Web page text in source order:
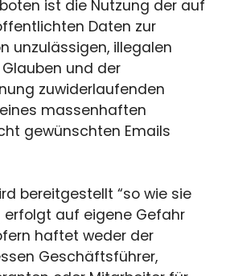
ist die Nutzung der auf
Daten zur
unzulässigen, illegalen
und der
zuwiderlaufenden
massenhaften
gewünschten Emails
bereitgestellt “so wie sie
erfolgt auf eigene Gefahr
haftet weder der
Geschäftsführer,